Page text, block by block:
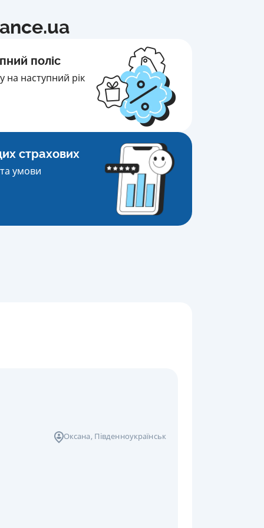
поліс
наступний рік
страхових
умови
Оксана, Південноукраїнськ